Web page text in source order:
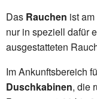
Das Rauchen ist am
nur in speziell dafür
ausgestatteten
Im Ankunftsbereich
Duschkabinen, die